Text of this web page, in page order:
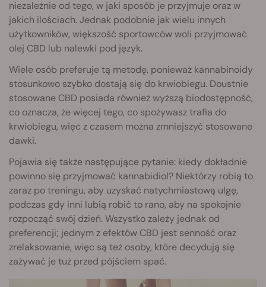
niezależnie od tego, w jaki sposób je przyjmuje oraz w
jakich ilościach. Jednak podobnie jak wielu innych
użytkowników, większość sportowców woli przyjmować
olej CBD lub nalewki pod język.
Wiele osób preferuje tą metodę, ponieważ kannabinoidy
stosunkowo szybko dostają się do krwiobiegu. Doustnie
stosowane CBD posiada również wyższą biodostępność,
co oznacza, że więcej tego, co spożywasz trafia do
krwiobiegu, więc z czasem można zmniejszyć stosowane
dawki.
Pojawia się także następujące pytanie: kiedy dokładnie
powinno się przyjmować kannabidiol? Niektórzy robią to
zaraz po treningu, aby uzyskać natychmiastową ulgę,
podczas gdy inni lubią robić to rano, aby na spokojnie
rozpocząć swój dzień. Wszystko zależy jednak od
preferencji; jednym z efektów CBD jest senność oraz
zrelaksowanie, więc są też osoby, które decydują się
zażywać je tuż przed pójściem spać.